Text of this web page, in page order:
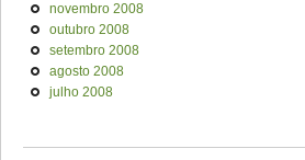
novembro 2008
outubro 2008
setembro 2008
agosto 2008
julho 2008